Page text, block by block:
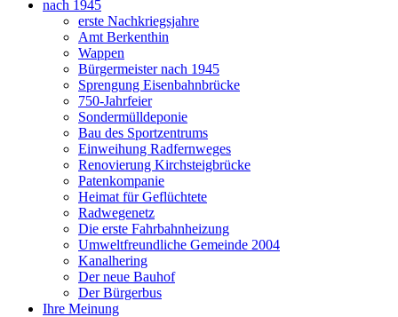
nach 1945
erste Nachkriegsjahre
Amt Berkenthin
Wappen
Bürgermeister nach 1945
Sprengung Eisenbahnbrücke
750-Jahrfeier
Sondermülldeponie
Bau des Sportzentrums
Einweihung Radfernweges
Renovierung Kirchsteigbrücke
Patenkompanie
Heimat für Geflüchtete
Radwegenetz
Die erste Fahrbahnheizung
Umweltfreundliche Gemeinde 2004
Kanalhering
Der neue Bauhof
Der Bürgerbus
Ihre Meinung